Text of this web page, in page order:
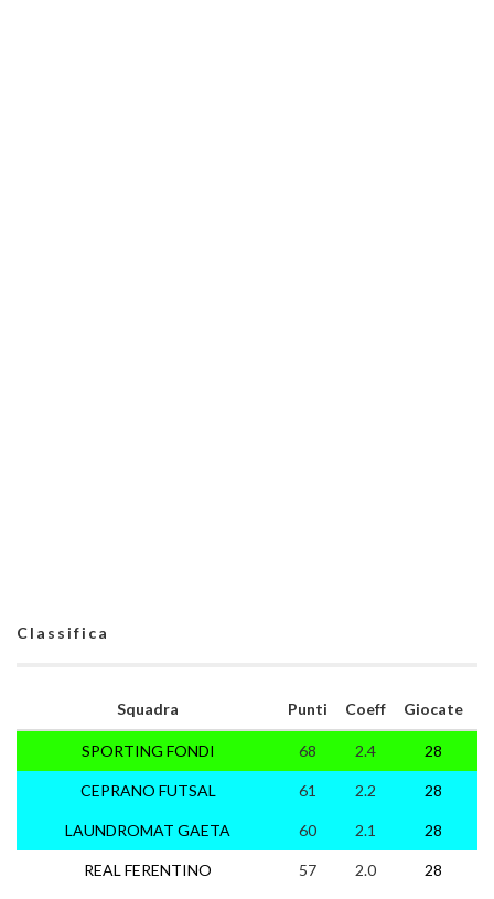
Classifica
Squadra
SPORTING FONDI
CEPRANO FUTSAL
LAUNDROMAT GAETA
REAL FERENTINO
Punti Coeff Giocate
68 2.4 28
61 2.2 28
60 2.1 28
57 2.0 28